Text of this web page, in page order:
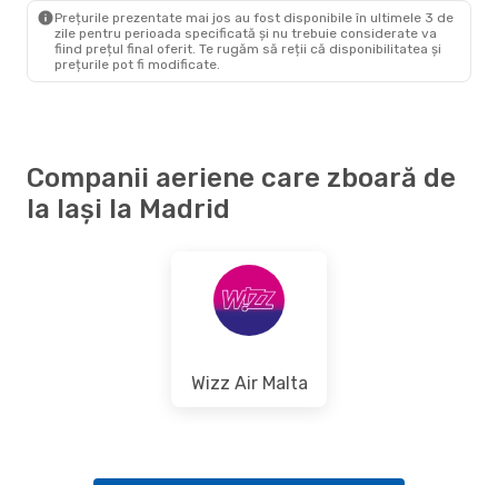
Prețurile prezentate mai jos au fost disponibile în ultimele 3 de
zile pentru perioada specificată și nu trebuie considerate va
fiind prețul final oferit. Te rugăm să reții că disponibilitatea și
prețurile pot fi modificate.
Companii aeriene care zboară de
la Iași la Madrid
Wizz Air Malta